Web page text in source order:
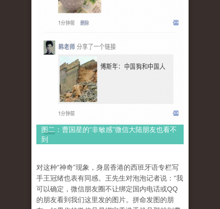
图二：曹国星的“非敏感”微信大陆朋友也看不
到
对这种“神奇”现象，身居香港的西班牙语专栏写
手王冠绪也表有同感。王先生对泡泡记者说：“我
可以确定，微信朋友圈不让绑定国内电话或QQ
的朋友看到我们这里发的图片。拼命发图的朋